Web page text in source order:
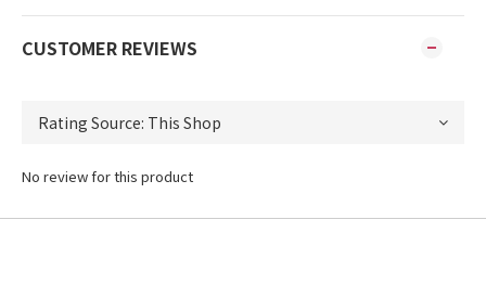
CUSTOMER REVIEWS
No review for this product